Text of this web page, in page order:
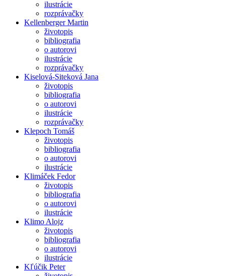
ilustrácie
rozprávačky
Kellenberger Martin
životopis
bibliografia
o autorovi
ilustrácie
rozprávačky
Kiselová-Siteková Jana
životopis
bibliografia
o autorovi
ilustrácie
rozprávačky
Klepoch Tomáš
životopis
bibliografia
o autorovi
ilustrácie
Klimáček Fedor
životopis
bibliografia
o autorovi
ilustrácie
Klimo Alojz
životopis
bibliografia
o autorovi
ilustrácie
Kľúčik Peter